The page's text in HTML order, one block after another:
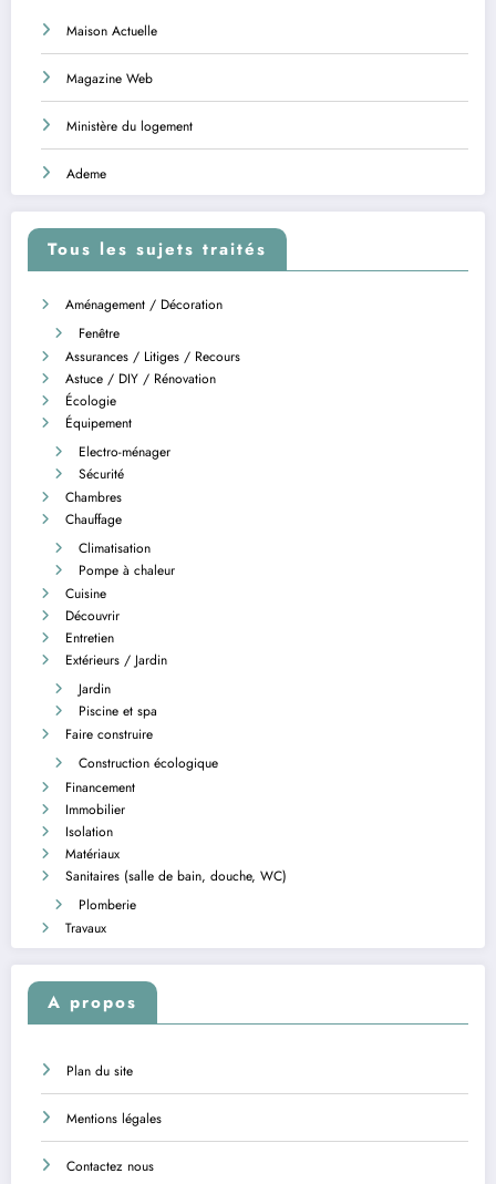
Maison Actuelle
Magazine Web
Ministère du logement
Ademe
Tous les sujets traités
Aménagement / Décoration
Fenêtre
Assurances / Litiges / Recours
Astuce / DIY / Rénovation
Écologie
Équipement
Electro-ménager
Sécurité
Chambres
Chauffage
Climatisation
Pompe à chaleur
Cuisine
Découvrir
Entretien
Extérieurs / Jardin
Jardin
Piscine et spa
Faire construire
Construction écologique
Financement
Immobilier
Isolation
Matériaux
Sanitaires (salle de bain, douche, WC)
Plomberie
Travaux
A propos
Plan du site
Mentions légales
Contactez nous